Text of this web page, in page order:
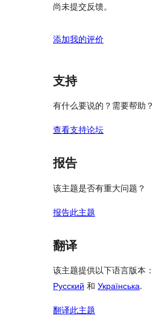
尚未提交反馈。
添加我的评价
支持
有什么要说的？需要帮助？
查看支持论坛
报告
该主题是否有重大问题？
报告此主题
翻译
该主题提供以下语言版本：
Русский 和 Українська.
翻译此主题